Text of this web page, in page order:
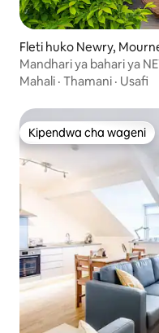
Fleti huko Newry,
Mandhari ya bahari ya
nyuma wa msitu
Mahali · Thamani · Usafi
Kipendwa cha wageni
Kipendwa cha wageni